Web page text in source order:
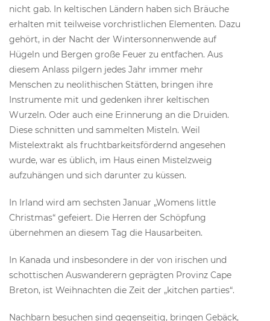
nicht gab. In keltischen Ländern haben sich Bräuche
erhalten mit teilweise vorchristlichen Elementen. Dazu
gehört, in der Nacht der Wintersonnenwende auf
Hügeln und Bergen große Feuer zu entfachen. Aus
diesem Anlass pilgern jedes Jahr immer mehr
Menschen zu neolithischen Stätten, bringen ihre
Instrumente mit und gedenken ihrer keltischen
Wurzeln. Oder auch eine Erinnerung an die Druiden.
Diese schnitten und sammelten Misteln. Weil
Mistelextrakt als fruchtbarkeitsfördernd angesehen
wurde, war es üblich, im Haus einen Mistelzweig
aufzuhängen und sich darunter zu küssen.
In Irland wird am sechsten Januar „Womens little
Christmas“ gefeiert. Die Herren der Schöpfung
übernehmen an diesem Tag die Hausarbeiten.
In Kanada und insbesondere in der von irischen und
schottischen Auswanderern geprägten Provinz Cape
Breton, ist Weihnachten die Zeit der „kitchen parties“.
Nachbarn besuchen sind gegenseitig, bringen Gebäck,